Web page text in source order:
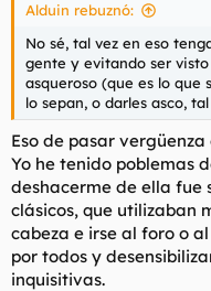
Alduin rebuznó:
No sé, tal vez en eso
gente y evitando ser
asqueroso (que es lo
lo sepan, o darles asco,
Eso de pasar
Yo he tenido poblemas
deshacerme de ella fue
clásicos, que utilizaban
cabeza e irse al foro o
por todos y
inquisitivas.